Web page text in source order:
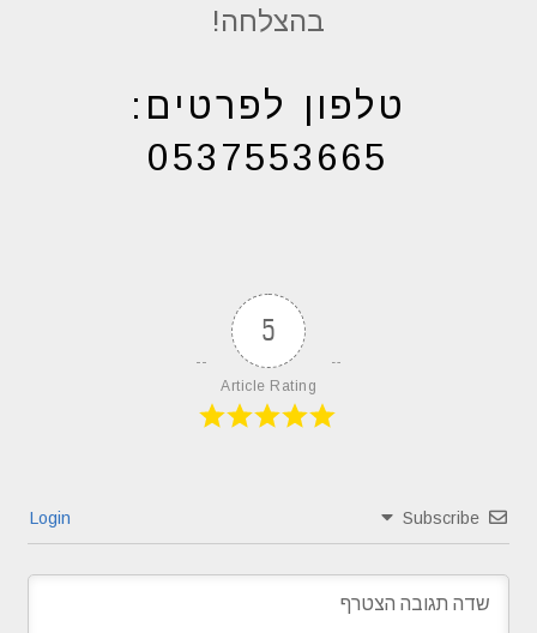
בהצלחה!
טלפון לפרטים:
0537553665
5
Article Rating
Subscribe